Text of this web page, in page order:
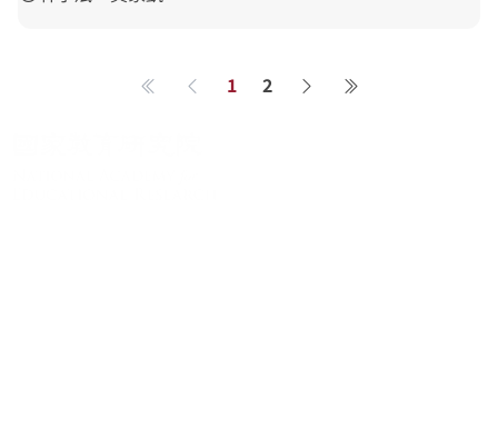
第一頁上一頁
1 2 下一頁最後一頁